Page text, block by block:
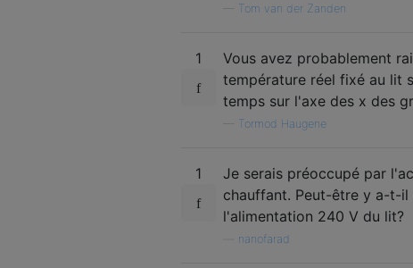
Tom van der Zanden
1
Vous avez probablement
température réel fixé au lit
temps sur l'axe des x des
Tormod Haugene
1
Je serais préoccupé par
chauffant. Peut-être y a-t-
l'alimentation 240 V du lit?
nanofarad